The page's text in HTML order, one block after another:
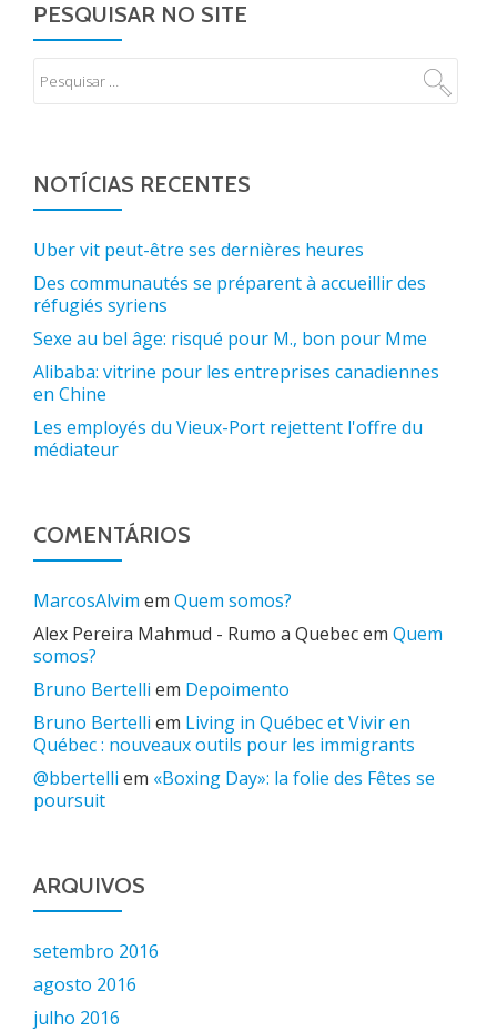
PESQUISAR NO SITE
NOTÍCIAS RECENTES
Uber vit peut-être ses dernières heures
Des communautés se préparent à accueillir des
réfugiés syriens
Sexe au bel âge: risqué pour M., bon pour Mme
Alibaba: vitrine pour les entreprises canadiennes
en Chine
Les employés du Vieux-Port rejettent l'offre du
médiateur
COMENTÁRIOS
MarcosAlvim em Quem somos?
Alex Pereira Mahmud - Rumo a Quebecem Quem
somos?
Bruno Bertelli em Depoimento
Bruno Bertelli em Living in Québec et Vivir en
Québec : nouveaux outils pour les immigrants
@bbertelli em «Boxing Day»: la folie des Fêtes se
poursuit
ARQUIVOS
setembro 2016
agosto 2016
julho 2016